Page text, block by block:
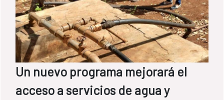
Un nuevo programa mejorará el
acceso a servicios de agua y